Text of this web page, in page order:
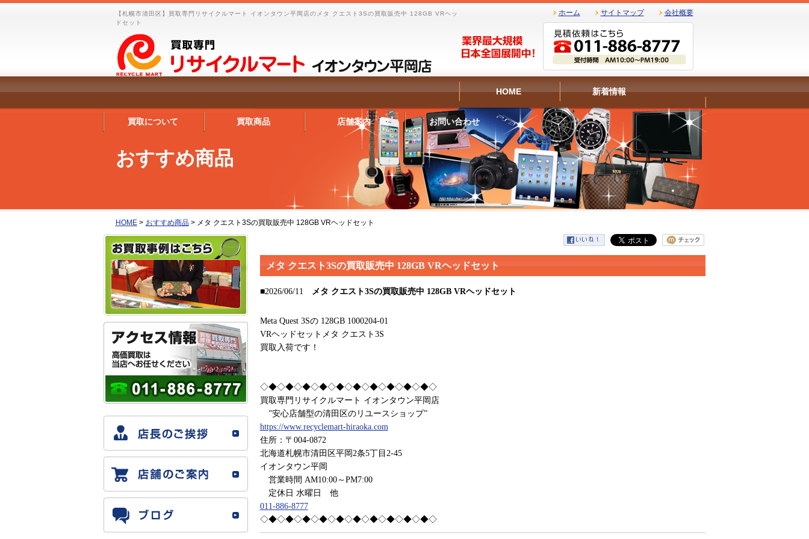
【札幌市清田区】買取専門リサイクルマート イオンタウン平岡店のメタ クエスト3Sの買取販売中 128GB VRヘッ
ドセット
ホーム サイトマップ 会社概要
HOME 新着情報
買取について 買取商品 店舗案内 お問い合わせ
おすすめ商品
HOME> おすすめ商品> メタ クエスト3Sの買取販売中 128GB VRヘッドセット
メタ クエスト3Sの買取販売中 128GB VRヘッドセット
■2026/06/11 メタ クエスト3Sの買取販売中 128GB VRヘッドセット
Meta Quest 3Sの 128GB 1000204-01
VRヘッドセットメタ クエスト3S
買取入荷です！
◇◆◇◆◇◆◇◆◇◆◇◆◇◆◇◆◇◆◇◆◇
買取専門リサイクルマート イオンタウン平岡店
”安心店舗型の清田区のリユースショップ”
https://www.recyclemart-hiraoka.com
住所：〒004-0872
北海道札幌市清田区平岡2条5丁目2-45
イオンタウン平岡
営業時間 AM10:00～PM7:00
定休日 水曜日 他
011-886-8777
◇◆◇◆◇◆◇◆◇◆◇◆◇◆◇◆◇◆◇◆◇